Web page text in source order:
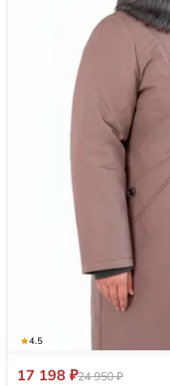
4.5
17 198 ₽24 950 ₽